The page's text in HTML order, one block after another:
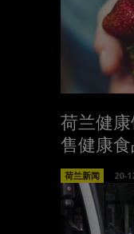
荷兰健
售健康食
荷兰新闻 20-